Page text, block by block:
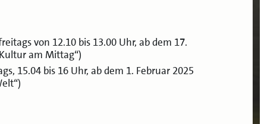
von 12.10 bis 13.00 Uhr, ab dem 17.
am Mittag“)
15.04 bis 16 Uhr, ab dem 1. Februar 2025